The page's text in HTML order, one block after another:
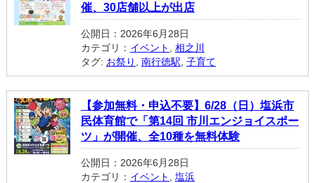
催、30店舗以上が出店
公開日：2026年6月28日
カテゴリ： イベント
相之川
タグ: お祭り 南行徳駅 子育て
【参加無料・申込不要】6/28（日）塩浜市
民体育館で「第14回 市川エンジョイスポー
ツ」が開催、全10種を無料体験
公開日：2026年6月28日
カテゴリ： イベント
塩浜